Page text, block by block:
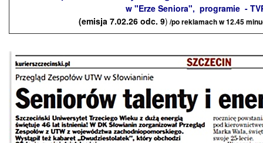
w "Erze Seniora", programie -
(emisja 7.02.26 odc. 9) /po reklamach w 12.45